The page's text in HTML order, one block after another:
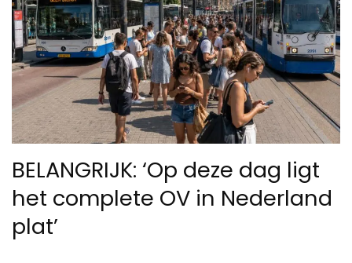
BELANGRIJK: ‘Op deze dag ligt
het complete OV in Nederland
plat’